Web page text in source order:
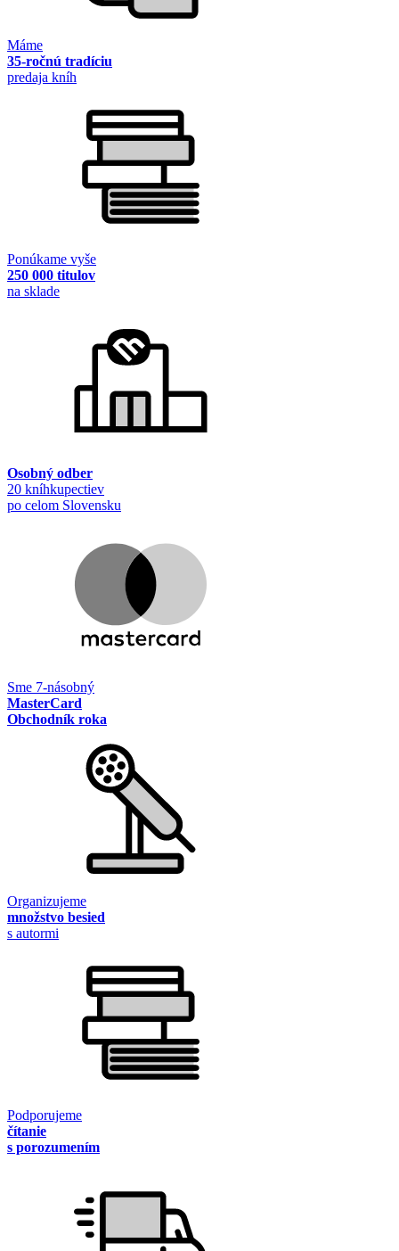
Máme
35-ročnú tradíciu
predaja kníh
Ponúkame vyše
250 000 titulov
na sklade
Osobný odber
20 kníhkupectiev
po celom Slovensku
Sme 7-násobný
MasterCard
Obchodník roka
Organizujeme
množstvo besied
s autormi
Podporujeme
čítanie
s porozumením